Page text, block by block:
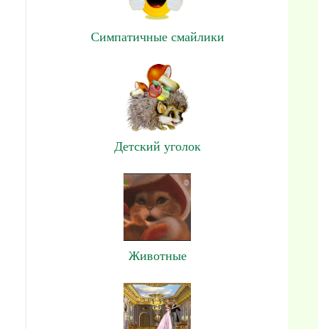
Симпатичные смайлики
Детский уголок
Животные